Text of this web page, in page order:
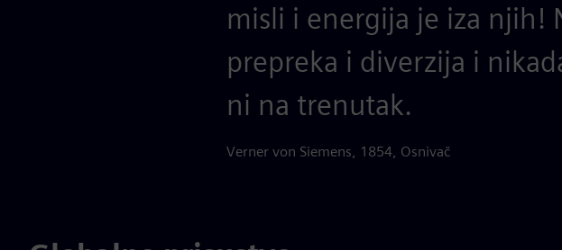
misli i energija je iza njih!
prepreka i diverzija i
ni na trenutak.
Verner von Siemens, 1854, Osnivač